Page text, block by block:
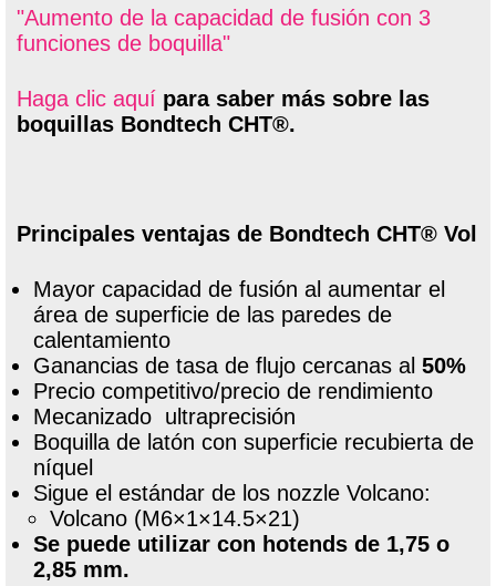
"Aumento de la capacidad de fusión con 3
funciones de boquilla"
Haga clic aquí para saber más sobre las
boquillas Bondtech CHT®.
Principales ventajas de Bondtech CHT® Vol
Mayor capacidad de fusión al aumentar el
área de superficie de las paredes de
calentamiento
Ganancias de tasa de flujo cercanas al 50%
Precio competitivo/precio de rendimiento
Mecanizado ultraprecisión
Boquilla de latón con superficie recubierta de
níquel
Sigue el estándar de los nozzle Volcano:
Volcano (M6×1×14.5×21)
Se puede utilizar con hotends de 1,75 o
2,85 mm.